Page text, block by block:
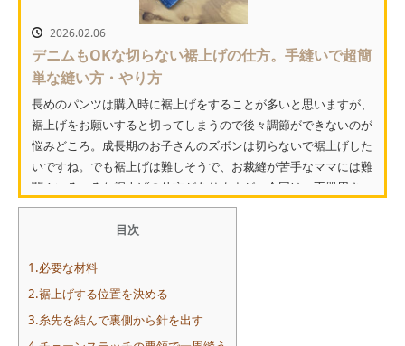
2026.02.06
デニムもOKな切らない裾上げの仕方。手縫いで超簡
単な縫い方・やり方
長めのパンツは購入時に裾上げをすることが多いと思いますが、
裾上げをお願いすると切ってしまうので後々調節ができないのが
悩みどころ。成長期のお子さんのズボンは切らないで裾上げした
いですね。でも裾上げは難しそうで、お裁縫が苦手なママには難
関！いろいろな裾上げの仕方がありますが、今回は、不器用さ
ん...
目次
1.必要な材料
2.裾上げする位置を決める
3.糸先を結んで裏側から針を出す